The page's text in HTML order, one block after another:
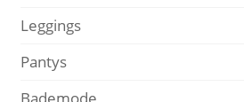
Leggings
Pantys